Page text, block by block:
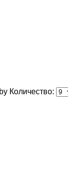
Количество: